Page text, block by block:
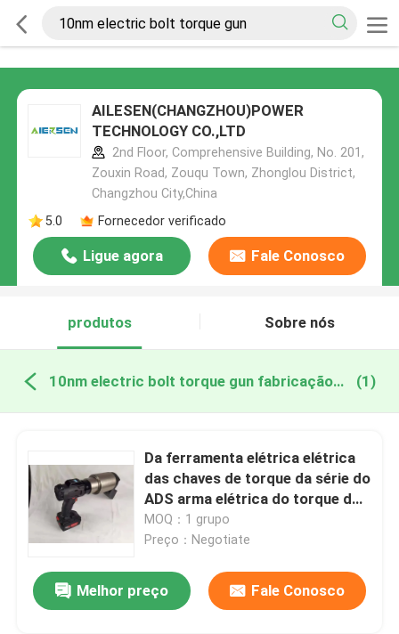
AILESEN(CHANGZHOU)POWER
TECHNOLOGY CO.,LTD
2nd Floor, Comprehensive Building, No. 201,
Zouxin Road, Zouqu Town, Zhonglou District,
Changzhou City,China
5.0
Fornecedor verificado
Ligue agora Fale Conosco
produtos Sobre nós
10nm electric bolt torque gun fabricação online (1)
Da ferramenta elétrica elétrica
das chaves de torque da série do
ADS arma elétrica do torque do
parafuso
MOQ：1 grupo
Preço：Negotiate
Melhor preço Fale Conosco